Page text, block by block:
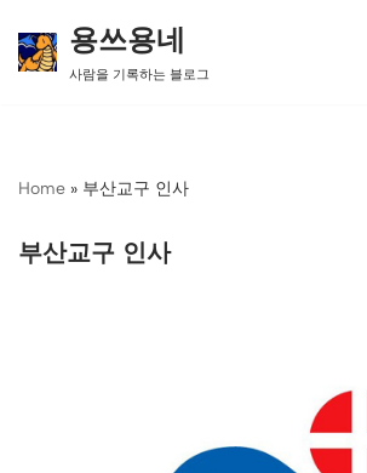
콘
너
용쓰용네
사람을 기록하는 블로그
Home » 부산교구 인사
부산교구 인사